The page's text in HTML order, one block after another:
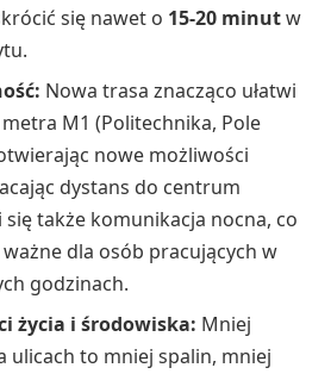
się nawet o 15-20 minutw
Nowa trasa znacząco ułatwi
M1 (Politechnika, Pole
nowe możliwości
dystans do centrum
także komunikacja nocna, co
dla osób pracujących w
godzinach.
życia i środowiska: Mniej
ulicach to mniej spalin, mniej